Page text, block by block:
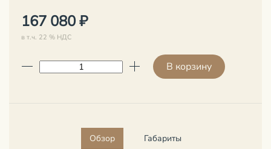
167 080 ₽
в т.ч. 22 % НДС
В корзину
Обзор Габариты